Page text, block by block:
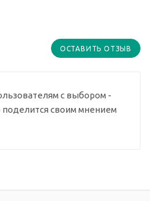
ОСТАВИТЬ ОТЗЫВ
с выбором -
своим мнением